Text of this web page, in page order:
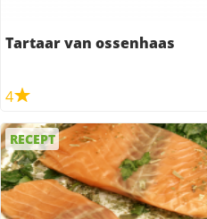
Tartaar van ossenhaas
4
RECEPT